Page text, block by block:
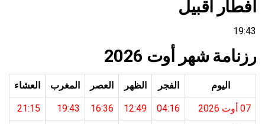
افطار أقبيل
19:43
رزنامة شهر أوت 2026
اليوم الفجر الظهر العصر المغرب العشاء
07 أوت 2026 04:16
12:49
16:36
19:43
21:15